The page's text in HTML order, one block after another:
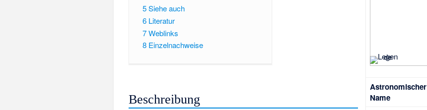
Astronomischer
Name
5Siehe auch
6 Literatur
7Weblinks
8 Einzelnachweise
Beschreibung